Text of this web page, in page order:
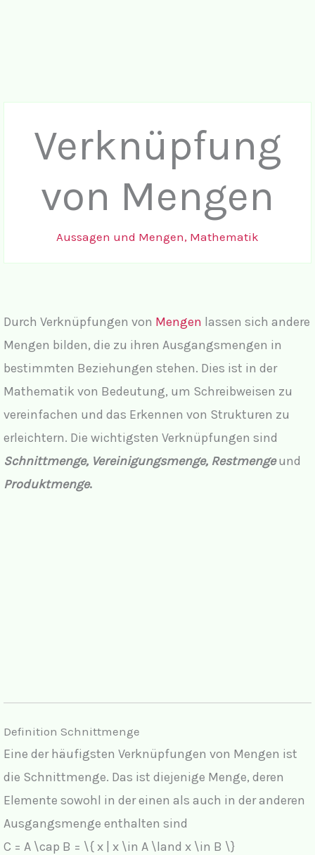
Verknüpfung
von Mengen
Aussagen und Mengen, Mathematik
Durch Verknüpfungen von Mengen lassen sich andere
Mengen bilden, die zu ihren Ausgangsmengen in
bestimmten Beziehungen stehen. Dies ist in der
Mathematik von Bedeutung, um Schreibweisen zu
vereinfachen und das Erkennen von Strukturen zu
erleichtern. Die wichtigsten Verknüpfungen sind
Schnittmenge, Vereinigungsmenge, Restmenge und
Produktmenge.
Definition Schnittmenge
Eine der häufigsten Verknüpfungen von Mengen ist
die Schnittmenge. Das ist diejenige Menge, deren
Elemente sowohl in der einen als auch in der anderen
Ausgangsmenge enthalten sind
C = A \cap B = \{ x | x \in A \land x \in B \}